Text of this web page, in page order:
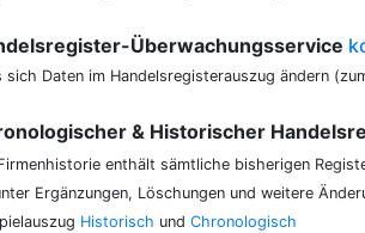
Überwachungsservice
sich Daten im Handelsregisterauszug ändern
& Historischer
enthält sämtliche bisherigen
Ergänzungen, Löschungen und weitere
Historisch und Chronologisch